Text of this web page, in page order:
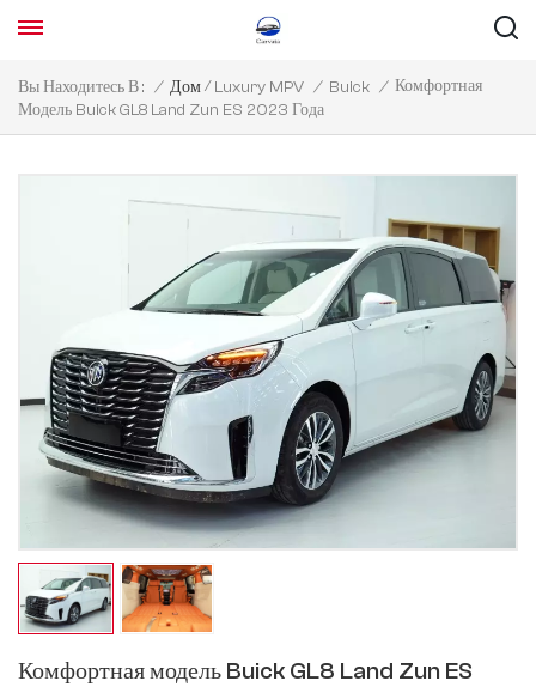
Вы Находитесь В : / Дом/ Luxury MPV / Buick / Комфортная
Модель Buick GL8 Land Zun ES 2023 Года
Комфортная модель Buick GL8 Land Zun ES